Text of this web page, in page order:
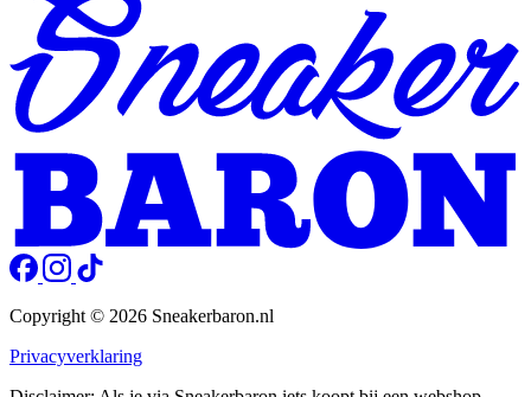
Copyright © 2026 Sneakerbaron.nl
Privacyverklaring